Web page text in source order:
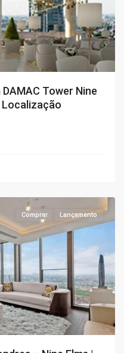
Tower Nine
Localização
Comprar Lançamento